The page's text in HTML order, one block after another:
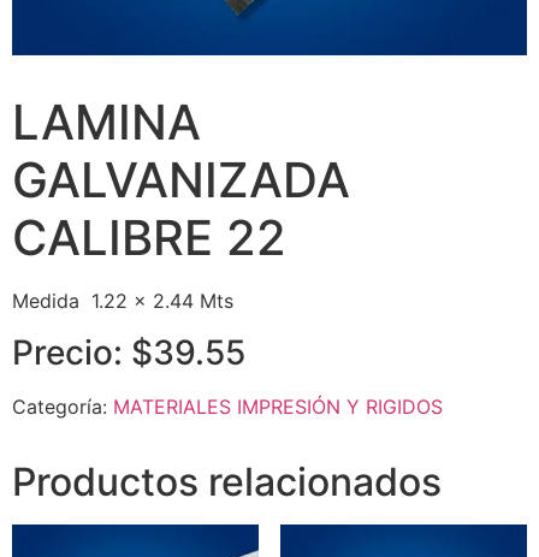
LAMINA
GALVANIZADA
CALIBRE 22
Medida 1.22 x 2.44 Mts
Precio: $39.55
Categoría: MATERIALES IMPRESIÓN Y RIGIDOS
Productos relacionados